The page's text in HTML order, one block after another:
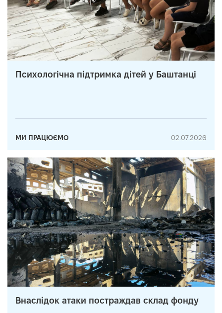
Психологічна підтримка дітей у Баштанці
МИ ПРАЦЮЄМО 02.07.2026
Внаслідок атаки постраждав склад фонду